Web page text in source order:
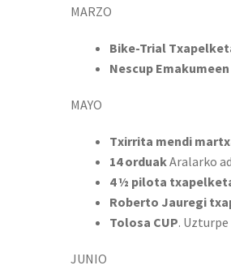
MARZO
Bike-Trial
Nescup
MAYO
Txirrita mendi
14 orduakAralarko
4 ½ pilota
Roberto Jauregi
Tolosa CUP.
JUNIO